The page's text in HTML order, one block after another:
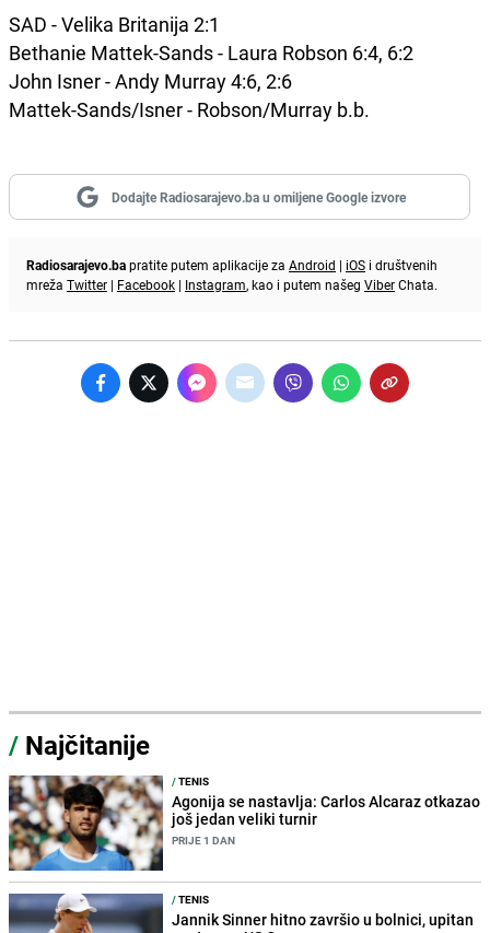
SAD - Velika Britanija 2:1
Bethanie Mattek-Sands - Laura Robson 6:4, 6:2
John Isner - Andy Murray 4:6, 2:6
Mattek-Sands/Isner - Robson/Murray b.b.
Dodajte Radiosarajevo.ba u omiljene Google izvore
Radiosarajevo.bapratite putem aplikacije za Android | iOS i društvenih
mreža Twitter | Facebook | Instagram, kao i putem našeg ViberChata.
/ Najčitanije
/TENIS
Agonija se nastavlja: Carlos Alcaraz otkazao
još jedan veliki turnir
PRIJE 1 DAN
/TENIS
Jannik Sinner hitno završio u bolnici, upitan